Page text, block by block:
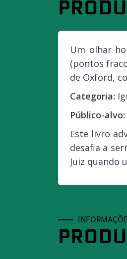
Um olhar
(pontos
de Oxford,
Categoria:
Público-alvo:
Este livro
desafia a
Juiz quando